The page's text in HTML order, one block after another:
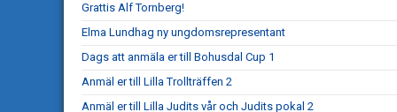
Grattis Alf Tornberg!
Elma Lundhag ny ungdomsrepresentant
Dags att anmäla er till Bohusdal Cup 1
Anmäl er till Lilla Trollträffen 2
Anmäl er till Lilla Judits vår och Judits pokal 2